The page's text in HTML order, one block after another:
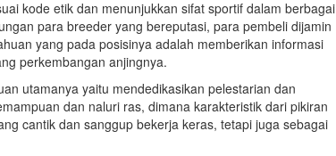
kode etik dan menunjukkan sifat sportif dalam berbagai
para breeder yang bereputasi, para pembeli dijamin
yang pada posisinya adalah memberikan informasi
perkembangan anjingnya.
utamanya yaitu mendedikasikan pelestarian dan
dan naluri ras, dimana karakteristik dari pikiran
cantik dan sanggup bekerja keras, tetapi juga sebagai